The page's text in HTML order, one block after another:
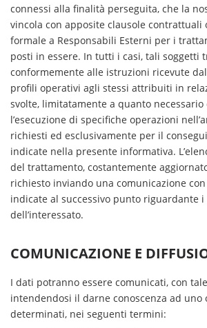
connessi alla finalità perseguita, che la
vincola con apposite clausole contrattuali
formale a Responsabili Esterni per i
posti in essere. In tutti i casi, tali soggetti
conformemente alle istruzioni ricevute
profili operativi agli stessi attribuiti in
svolte, limitatamente a quanto
l’esecuzione di specifiche operazioni
richiesti ed esclusivamente per il
indicate nella presente informativa.
del trattamento, costantemente
richiesto inviando una comunicazione
indicate al successivo punto riguardante
dell’interessato.
COMUNICAZIONE E
I dati potranno essere comunicati, con
intendendosi il darne conoscenza ad uno
determinati, nei seguenti termini: